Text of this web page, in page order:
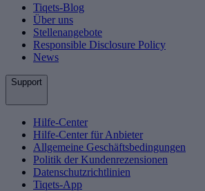
Tiqets-Blog
Über uns
Stellenangebote
Responsible Disclosure Policy
News
Support
Hilfe-Center
Hilfe-Center für Anbieter
Allgemeine Geschäftsbedingungen
Politik der Kundenrezensionen
Datenschutzrichtlinien
Tiqets-App